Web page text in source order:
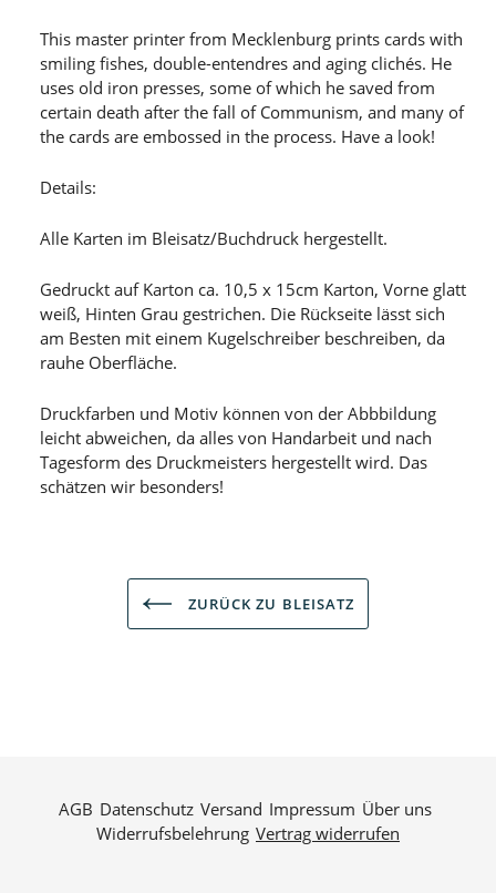
This master printer from Mecklenburg prints cards with
smiling fishes, double-entendres and aging clichés. He
uses old iron presses, some of which he saved from
certain death after the fall of Communism, and many of
the cards are embossed in the process. Have a look!
Details:
Alle Karten im Bleisatz/Buchdruck hergestellt.
Gedruckt auf Karton ca. 10,5 x 15cm Karton, Vorne glatt
weiß, Hinten Grau gestrichen. Die Rückseite lässt sich
am Besten mit einem Kugelschreiber beschreiben, da
rauhe Oberfläche.
Druckfarben und Motiv können von der Abbbildung
leicht abweichen, da alles von Handarbeit und nach
Tagesform des Druckmeisters hergestellt wird. Das
schätzen wir besonders!
ZURÜCK ZU BLEISATZ
AGB Datenschutz Versand Impressum Über uns
Widerrufsbelehrung Vertrag widerrufen